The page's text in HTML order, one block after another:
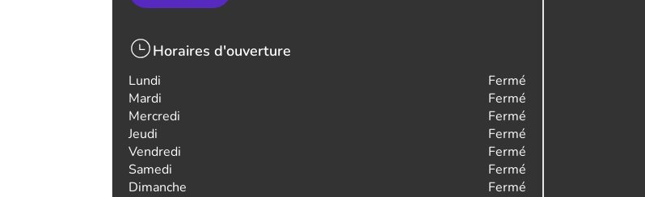
Horaires d'ouverture
Lundi
Fermé
Mardi
Fermé
Mercredi
Fermé
Jeudi
Fermé
Vendredi
Fermé
Samedi
Fermé
Dimanche
Fermé